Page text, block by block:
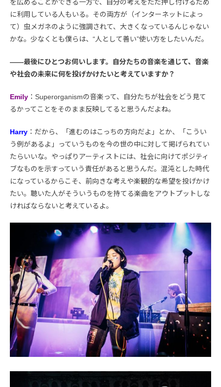
を広めることができる一方で、自分の考えをただ押し付けるため
に利用している人もいる。その両方が（インターネットによっ
て）虫メガネのように強調されて、大きくなっているんじゃない
かな。少なくとも僕らは、“人として善い”使い方をしたいんだ。
――最後にひとつお伺いします。自分たちの音楽を通じて、音楽
や社会の未来に何を投げかけたいと考えていますか？
Emily ：Superorganismの音楽って、自分たちが社会をどう見て
るかってことをそのまま反映してると思うんだよね。
Harry ：だから、「進むのはこっちの方向だよ」とか、「こうい
う例があるよ」っていうものを今の世の中に対して掲げられてい
たらいいな。やっぱりアーティストには、社会に向けてポジティ
ブなものを示すっていう責任があると思うんだ。混沌とした時代
になっているからこそ、前向きな考えや楽観的な希望を投げかけ
たい。聴いた人がそういうものを持てる楽曲をアウトプットしな
ければならないと考えているよ。